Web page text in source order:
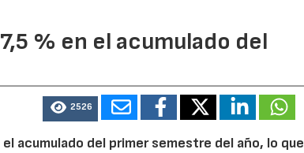
% en el acumulado del
2526
acumulado del primer semestre del año, lo que